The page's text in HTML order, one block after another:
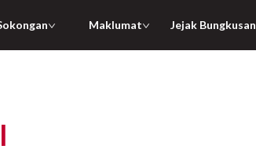
Maklumat Jejak Bungkusan